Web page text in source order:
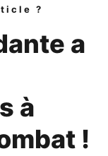
?
a
à
!